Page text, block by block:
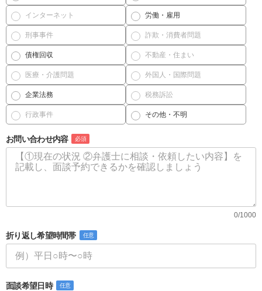
インターネット 労働・雇用
刑事事件 詐欺・消費者問題
債権回収 不動産・住まい
医療・介護問題 外国人・国際問題
企業法務 税務訴訟
行政事件 その他・不明
お問い合わせ内容 必須
0/1000
折り返し希望時間帯 任意
面談希望日時 任意